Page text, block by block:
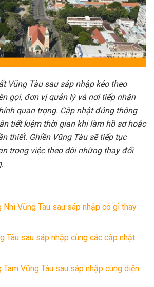
Vũng Tàu sau sáp nhập kéo theo
gọi, đơn vị quản lý và nơi tiếp nhận
quan trọng. Cập nhật đúng thông
tiết kiệm thời gian khi làm hồ sơ hoặc
thiết. Ghiền Vũng Tàu sẽ tiếp tục
trong việc theo dõi những thay đổi
Nhì Vũng Tàu sau sáp nhập có gì thay
Tàu sau sáp nhập cùng các cập nhật
Tam Vũng Tàu sau sáp nhập cùng diện